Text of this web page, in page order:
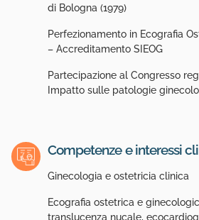
di Bologna (1979)
Perfezionamento in Ecografia
– Accreditamento SIEOG
Partecipazione al Congresso
Impatto sulle patologie
Competenze e interessi
Ginecologia e ostetricia clinica
Ecografia ostetrica e
translucenza nucale,